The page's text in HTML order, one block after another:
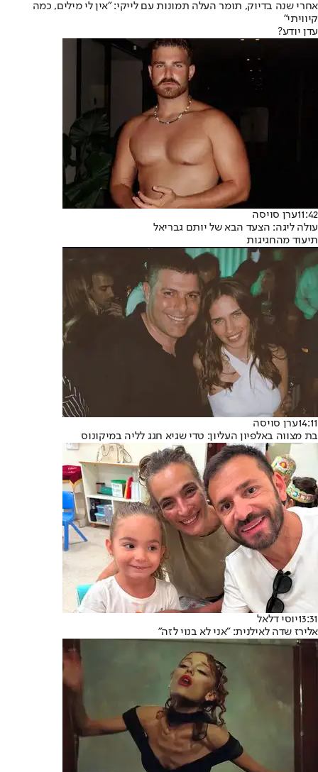
אחרי שנה בדיוק, תומר העלה תמונות עם לייקי: "אין לי מילים, כמה
קיוויתי"
עדן יודע?
11:42ערן סויסה
עולה ליגה: הצעד הבא של יותם גבריאל
תיעוד מהחגיגות
14:11ערן סויסה
בת מצווה באלפיון העליון: טדי שגיא חגג לליה במיקונוס
13:31יוסי דלאל
אלירז שדה לאילנית: "אני לא בנוי לזה"